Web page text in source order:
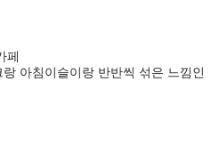
페
아침이슬이랑 반반씩 섞은 느낌인